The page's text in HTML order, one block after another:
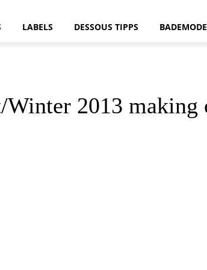
LABELS DESSOUS TIPPS BADEMODE
Winter 2013 making